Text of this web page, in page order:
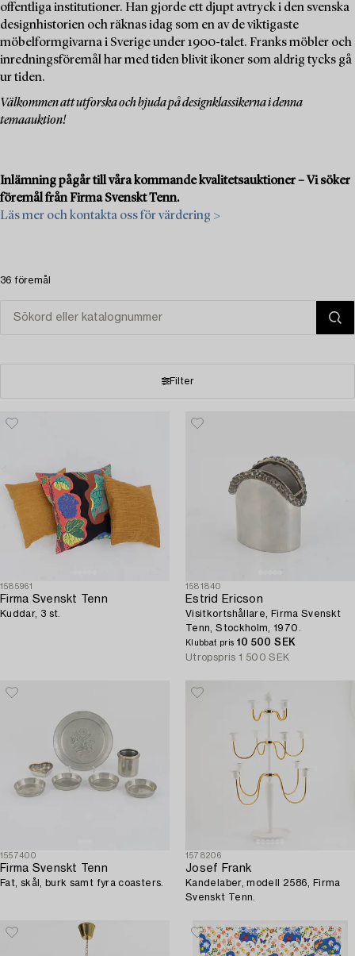
offentliga institutioner. Han gjorde ett djupt avtryck i den svenska
designhistorien och räknas idag som en av de viktigaste
möbelformgivarna i Sverige under 1900-talet. Franks möbler och
inredningsföremål har med tiden blivit ikoner som aldrig tycks gå
ur tiden.
Välkommen att utforska och bjuda på designklassikerna i denna
temaauktion!
Inlämning pågår till våra kommande kvalitetsauktioner – Vi söker
föremål från Firma Svenskt Tenn.
Läs mer och kontakta oss för värdering >
36 föremål
Filter
1585961
Firma Svenskt Tenn
Kuddar, 3 st.
1581840
Estrid Ericson
Visitkortshållare, Firma Svenskt
Tenn, Stockholm, 1970.
Klubbat pris 10 500 SEK
Utropspris 1 500 SEK
1557400
Firma Svenskt Tenn
Fat, skål, burk samt fyra coasters.
1578206
Josef Frank
Kandelaber, modell 2586, Firma
Svenskt Tenn.